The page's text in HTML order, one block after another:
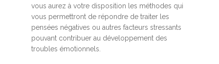
vous aurez à votre disposition les méthodes qui
vous permettront de répondre de traiter les
pensées négatives ou autres facteurs stressants
pouvant contribuer au développement des
troubles émotionnels.